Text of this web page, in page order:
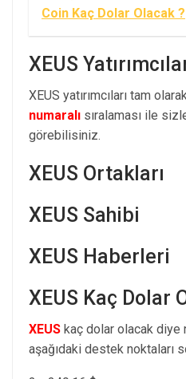
Coin Kaç Dolar Olacak ?
XEUS
XEUS yatırımcıları tam
numaralı sıralaması ile
görebilisiniz.
XEUS Ortakları
XEUS Sahibi
XEUS Haberleri
XEUS Kaç Dolar
XEUS kaç dolar olacak
aşağıdaki destek noktaları